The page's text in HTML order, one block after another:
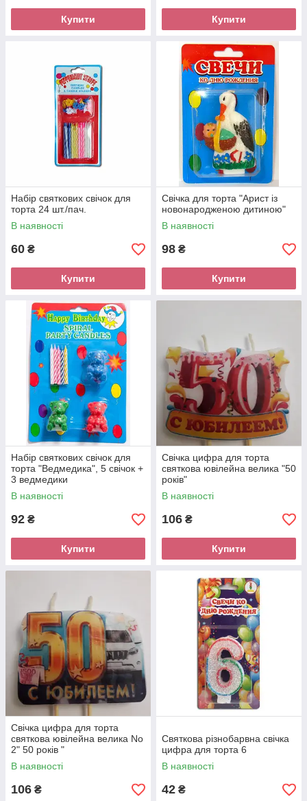
Купити Купити
Набір святкових свічок для
торта 24 шт./пач.
В наявності
60 ₴
Купити
Свічка для торта "Арист із
новонародженою дитиною"
В наявності
98 ₴
Купити
Набір святкових свічок для
торта "Ведмедика", 5 свічок +
3 ведмедики
В наявності
92 ₴
Купити
Свічка цифра для торта
святкова ювілейна велика "50
років"
В наявності
106 ₴
Купити
Свічка цифра для торта
святкова ювілейна велика No
2" 50 років "
В наявності
106 ₴
Святкова різнобарвна свічка
цифра для торта 6
В наявності
42 ₴